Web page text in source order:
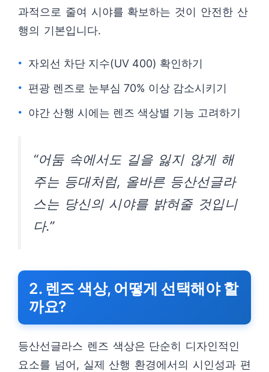
과적으로 줄여 시야를 확보하는 것이 안전한 산
행의 기본입니다.
자외선 차단 지수(UV 400) 확인하기
편광 렌즈로 눈부심 70% 이상 감소시키기
야간 산행 시에는 렌즈 색상별 기능 고려하기
“어둠 속에서도 길을 잃지 않게 해
주는 등대처럼, 올바른 등산선글라
스는 당신의 시야를 밝혀줄 것입니
다.”
2. 렌즈 색상, 어떻게 선택해야 할
까요?
등산선글라스 렌즈 색상은 단순히 디자인적인
요소를 넘어, 실제 산행 환경에서의 시인성과 편